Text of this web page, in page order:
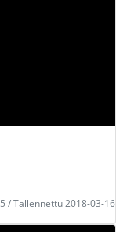
/ Tallennettu 2018-03-16